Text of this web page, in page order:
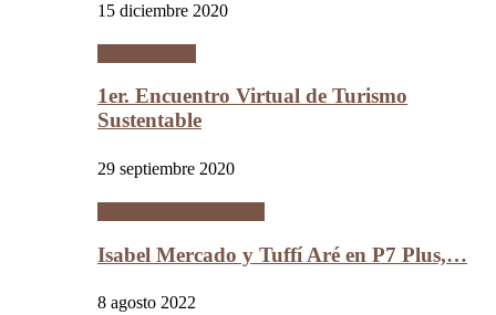
15 diciembre 2020
1er. Encuentro Virtual de Turismo
Sustentable
29 septiembre 2020
Isabel Mercado y Tuffí Aré en P7 Plus,…
8 agosto 2022